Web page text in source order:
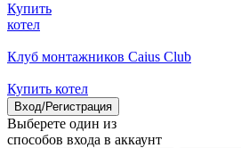
Купить
котел
Клуб монтажников Caius Club
Купить котел
Вход/Регистрация
Выберете один из
способов входа в аккаунт